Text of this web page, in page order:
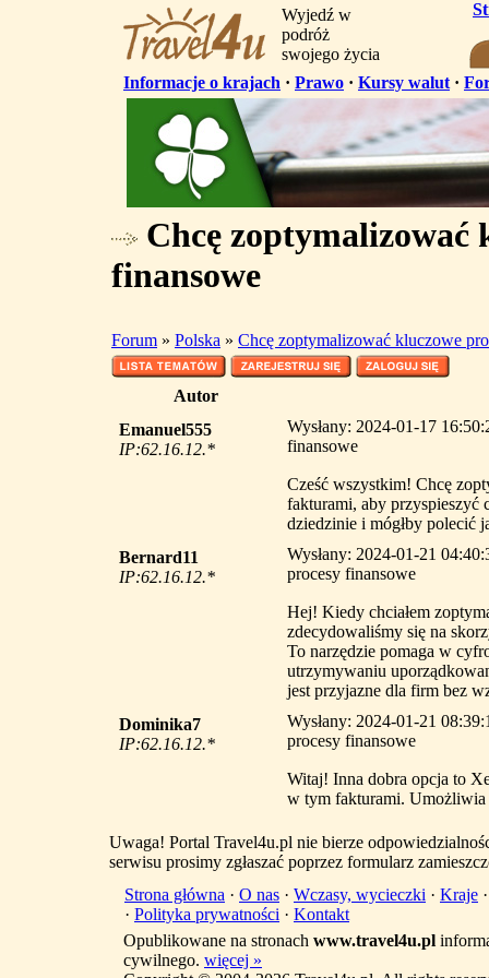
Wyjedź w
podróż
swojego życia
Informacje o krajach · Prawo · Kursy walut ·
Chcę zoptymalizować
finansowe
Forum » Polska » Chcę zoptymalizować kluczowe
Autor
Emanuel555
IP:62.16.12.*
Wysłany: 2024-01-17
finansowe
Cześć wszystkim! Chcę
fakturami, aby przyspieszyć
dziedzinie i mógłby polecić
Bernard11
IP:62.16.12.*
Wysłany: 2024-01-21
procesy finansowe
Hej! Kiedy chciałem
zdecydowaliśmy się na
To narzędzie pomaga w
utrzymywaniu
jest przyjazne dla firm bez
Dominika7
IP:62.16.12.*
Wysłany: 2024-01-21
procesy finansowe
Witaj! Inna dobra opcja to
w tym fakturami. Umożliwia
Uwaga! Portal Travel4u.pl nie bierze
serwisu prosimy zgłaszać poprzez formularz
Strona główna · O nas · Wczasy, wycieczki · Kraje
· Polityka prywatności · Kontakt
Opublikowane na stronach www.travel4u.pl
cywilnego. więcej »